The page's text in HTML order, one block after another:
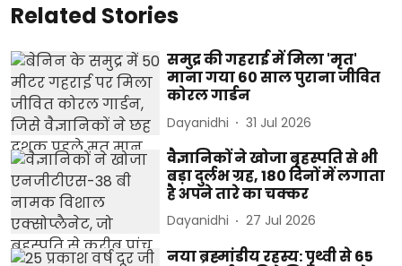
Related Stories
समुद्र की गहराई में मिला 'मृत'
माना गया 60 साल पुराना जीवित
कोरल गार्डन
Dayanidhi 31 Jul 2026
वैज्ञानिकों ने खोजा बृहस्पति से भी
बड़ा दुर्लभ ग्रह, 180 दिनों में लगाता
है अपने तारे का चक्कर
Dayanidhi 27 Jul 2026
नया ब्रह्मांडीय रहस्य: पृथ्वी से 65